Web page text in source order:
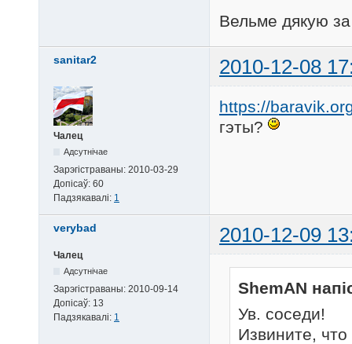
Вельме дякую
sanitar2 2010-12-08
Чалец
Адсутнічае
Зарэгістраваны: 2010-03-29
Допісаў: 60
Падзякавалі: 1
https://
гэты?
verybad 2010-12-09
Чалец
Адсутнічае
Зарэгістраваны: 2010-09-14
Допісаў: 13
Падзякавалі: 1
ShemAN
Ув. соседи!
Извините,